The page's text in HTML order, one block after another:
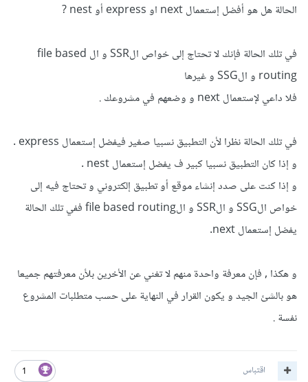
الحالة هل هو أفضل إستعمال next او express أو nest ?
في تلك الحالة فإنك لا تحتاج إلى خواص الSSR و ال file based
routing و الSSG و غيرها
فلا داعي لإستعمال next و وضعهم في مشروعك .
في تلك الحالة نظرا لأن التطبيق نسبيا صغير فيفضل إستعمال express .
و إذا كان التطبيق نسبيا كبير ف يفضل إستعمال nest .
و إذا كنت على صدد إنشاء موقع أو تطبيق إلكتروني و تحتاج فيه إلى
خواص الSSG و الSSR و الfile based routing ففي تلك الحالة
يفضل إستعمال next.
و هكذا , فإن معرفة واحدة منهم لا تغني عن الأخرين بلأن معرفتهم جميعا
هو بالشئ الجيد و يكون القرار في النهاية على حسب متطلبات المشروع
نفسة .
1 اقتباس